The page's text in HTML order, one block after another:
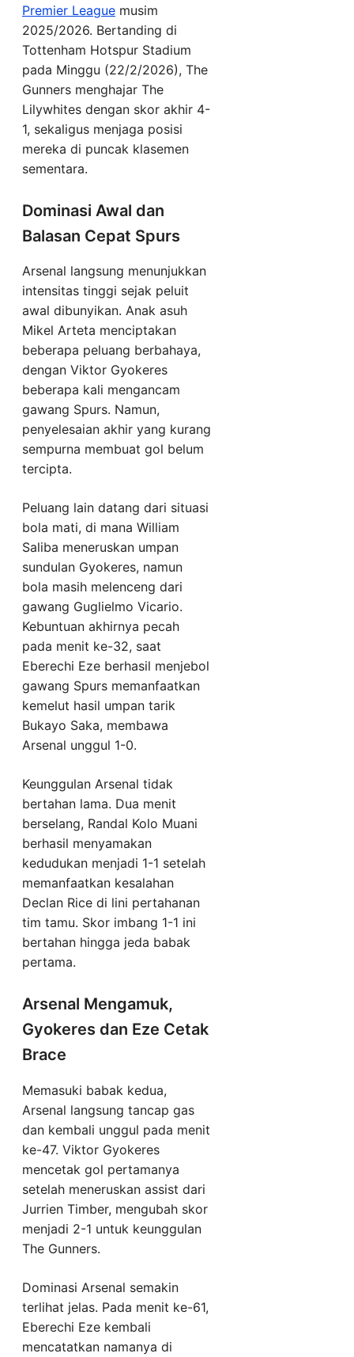
Premier League musim
2025/2026. Bertanding di
Tottenham Hotspur Stadium
pada Minggu (22/2/2026), The
Gunners menghajar The
Lilywhites dengan skor akhir 4-
1, sekaligus menjaga posisi
mereka di puncak klasemen
sementara.
Dominasi Awal dan
Balasan Cepat Spurs
Arsenal langsung menunjukkan
intensitas tinggi sejak peluit
awal dibunyikan. Anak asuh
Mikel Arteta menciptakan
beberapa peluang berbahaya,
dengan Viktor Gyokeres
beberapa kali mengancam
gawang Spurs. Namun,
penyelesaian akhir yang kurang
sempurna membuat gol belum
tercipta.
Peluang lain datang dari situasi
bola mati, di mana William
Saliba meneruskan umpan
sundulan Gyokeres, namun
bola masih melenceng dari
gawang Guglielmo Vicario.
Kebuntuan akhirnya pecah
pada menit ke-32, saat
Eberechi Eze berhasil menjebol
gawang Spurs memanfaatkan
kemelut hasil umpan tarik
Bukayo Saka, membawa
Arsenal unggul 1-0.
Keunggulan Arsenal tidak
bertahan lama. Dua menit
berselang, Randal Kolo Muani
berhasil menyamakan
kedudukan menjadi 1-1 setelah
memanfaatkan kesalahan
Declan Rice di lini pertahanan
tim tamu. Skor imbang 1-1 ini
bertahan hingga jeda babak
pertama.
Arsenal Mengamuk,
Gyokeres dan Eze Cetak
Brace
Memasuki babak kedua,
Arsenal langsung tancap gas
dan kembali unggul pada menit
ke-47. Viktor Gyokeres
mencetak gol pertamanya
setelah meneruskan assist dari
Jurrien Timber, mengubah skor
menjadi 2-1 untuk keunggulan
The Gunners.
Dominasi Arsenal semakin
terlihat jelas. Pada menit ke-61,
Eberechi Eze kembali
mencatatkan namanya di